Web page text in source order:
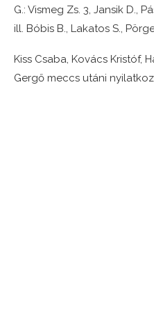
G.: Vismeg Zs. 3, Jansik D.,
ill. Bóbis B., Lakatos S.,
Kiss Csaba, Kovács Kristóf,
Gergő meccs utáni